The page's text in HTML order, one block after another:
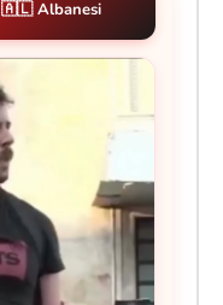
🇦🇱 Albanesi